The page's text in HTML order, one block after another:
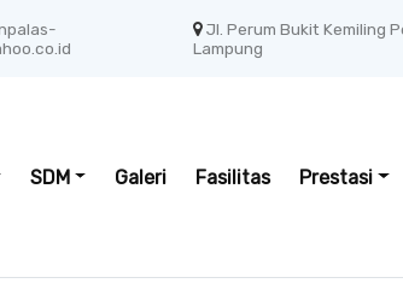
Jl. Perum Bukit Kemiling
Lampung
SDM Galeri Fasilitas Prestasi